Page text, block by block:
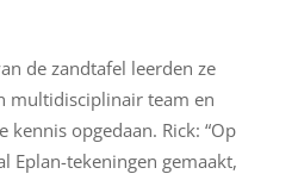
de zandtafel leerden ze
multidisciplinair team en
kennis opgedaan. Rick: “Op
Eplan-tekeningen gemaakt,